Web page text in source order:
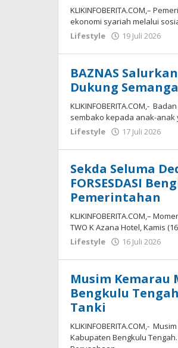
KLIKINFOBERITA.COM,–
ekonomi syariah melalui
Lifestyle
19 Juli 2026
BAZNAS
Dukung
KLIKINFOBERITA.COM,-
sembako kepada anak-anak
Lifestyle
17 Juli 2026
Sekda Seluma
FORSESDASI
Pemerintahan
KLIKINFOBERITA.COM,–
TWO K Azana Hotel, Kamis
Lifestyle
16 Juli 2026
Musim Kemarau
Bengkulu
Tanki
KLIKINFOBERITA.COM,-
Kabupaten Bengkulu